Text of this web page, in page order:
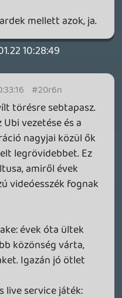
igényeit is
úgy,
semmilyen